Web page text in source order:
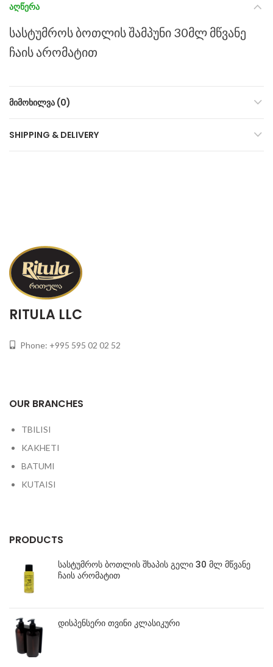
ᲐᲦᲬᲔᲠᲐ
სასტუმროს ბოთლის შამპუნი 30მლ მწვანე
ჩაის არომატით
ᲛᲘᲛᲝᲮᲘᲚᲕᲐ (0)
SHIPPING & DELIVERY
RITULA LLC
Phone: +995 595 02 02 52
OUR BRANCHES
TBILISI
KAKHETI
BATUMI
KUTAISI
PRODUCTS
სასტუმროს ბოთლის შხაპის გელი 30 მლ მწვანე
ჩაის არომატით
დისპენსერი თვინი კლასიკური